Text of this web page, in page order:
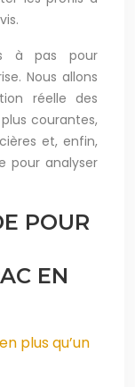
à pas pour
Nous allons
réelle des
courantes,
et, enfin,
pour analyser
POUR
EN
plus qu’un